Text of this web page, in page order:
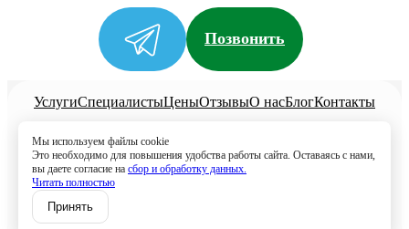
Мы используем файлы cookie
Это необходимо для повышения удобства работы сайта. Оставаясь с нами,
вы даете согласие на сбор и обработку данных.
Читать полностью
Принять
Позвонить
УслугиСпециалистыЦеныОтзывыО насБлогКонтакты
Согласие на обработку
+7 (958) 795-61-54